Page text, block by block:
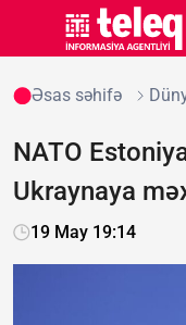
Əsas səhifə
NATO
Ukraynaya
19 May 19:14